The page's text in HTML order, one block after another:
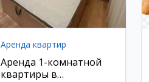
Аренда квартир
Аренда 1-комнатной
квартиры в